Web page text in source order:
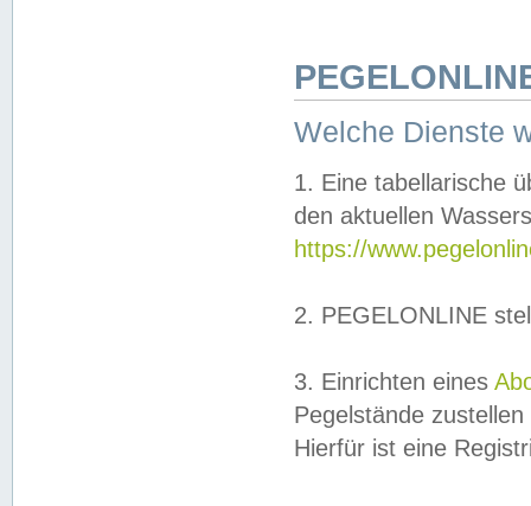
Welche Dienste
1. Eine tabellarische
den aktuellen
https://
2. PEGELONLINE
3. Einrichten eines
Pegelstände
Hierfür ist eine